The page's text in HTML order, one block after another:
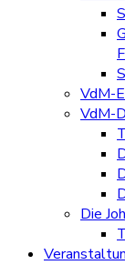
VdM-
VdM-
Die